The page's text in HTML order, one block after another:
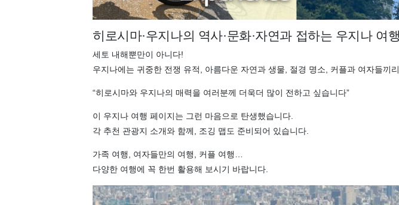
히로시마·우지나의 역사·문화·자연과 접하는 우지나 여
세토 내해뿐만이 아니다!
우지나에는 귀중한 전쟁 유적, 아름다운 자연과 생물, 절경 명소, 커플과 여자들끼
“히로시마와 우지나의 매력을 여러분께 더욱더 많이 전하고 싶습니다”
이 우지나 여행 페이지는 그런 마음으로 탄생했습니다.
각 추천 관광지 소개와 함께, 조깅 맵도 준비되어 있습니다.
가족 여행, 여자들만의 여행, 커플 여행…
다양한 여행에 꼭 한번 활용해 보시기 바랍니다.